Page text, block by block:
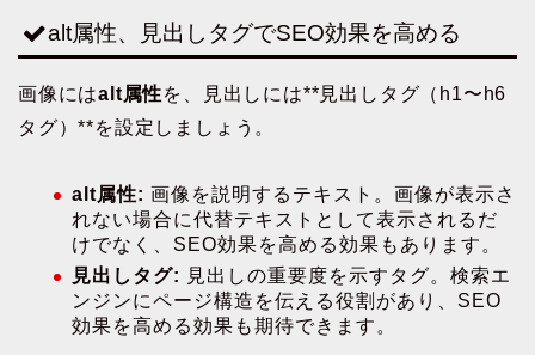
alt属性、見出しタグでSEO効果を高める
画像にはalt属性を、見出しには**見出しタグ（h1〜h6
タグ）**を設定しましょう。
alt属性: 画像を説明するテキスト。画像が表示さ
れない場合に代替テキストとして表示されるだ
けでなく、SEO効果を高める効果もあります。
見出しタグ: 見出しの重要度を示すタグ。検索エ
ンジンにページ構造を伝える役割があり、SEO
効果を高める効果も期待できます。